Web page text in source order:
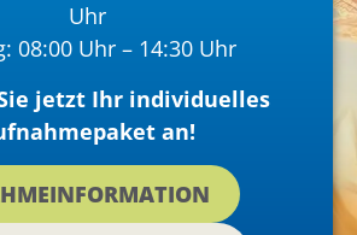
Uhr
08:00 Uhr – 14:30 Uhr
jetzt Ihr individuelles
an!